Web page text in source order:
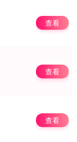
查看
查看
查看